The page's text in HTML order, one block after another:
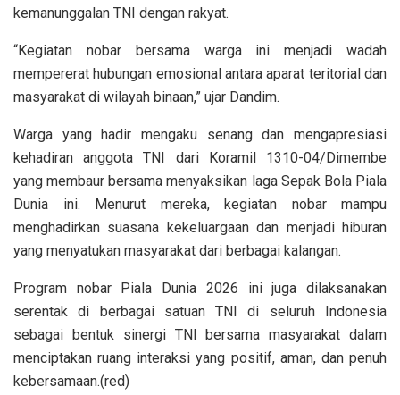
kemanunggalan TNI dengan rakyat.
“Kegiatan nobar bersama warga ini menjadi wadah
mempererat hubungan emosional antara aparat teritorial dan
masyarakat di wilayah binaan,” ujar Dandim.
Warga yang hadir mengaku senang dan mengapresiasi
kehadiran anggota TNI dari Koramil 1310-04/Dimembe
yang membaur bersama menyaksikan laga Sepak Bola Piala
Dunia ini. Menurut mereka, kegiatan nobar mampu
menghadirkan suasana kekeluargaan dan menjadi hiburan
yang menyatukan masyarakat dari berbagai kalangan.
Program nobar Piala Dunia 2026 ini juga dilaksanakan
serentak di berbagai satuan TNI di seluruh Indonesia
sebagai bentuk sinergi TNI bersama masyarakat dalam
menciptakan ruang interaksi yang positif, aman, dan penuh
kebersamaan.(red)